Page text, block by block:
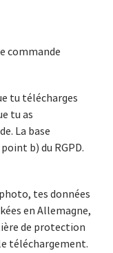
commande
tu télécharges
tu as
La base
b) du RGPD.
tes données
en Allemagne,
de protection
téléchargement.